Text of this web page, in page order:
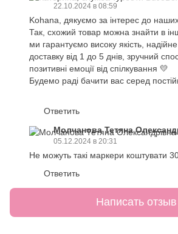
22.10.2024 в 08:59
Kohana, дякуємо за інтерес до
Так, схожий товар можна знайти в
ми гарантуємо високу якість,
доставку від 1 до 5 днів, зручний
позитивні емоції від спілкування 💛
Будемо раді бачити вас серед
Ответить
Молчанова Тетяна
05.12.2024 в 20:31
Не можуть такі маркери коштувати
Ответить
Написать отзыв